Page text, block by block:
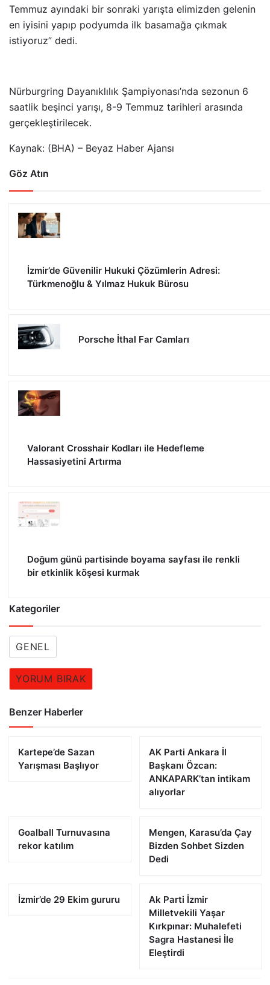
Temmuz ayındaki bir sonraki yarışta elimizden gelenin
en iyisini yapıp podyumda ilk basamağa çıkmak
istiyoruz” dedi.
Nürburgring Dayanıklılık Şampiyonası’nda sezonun 6
saatlik beşinci yarışı, 8-9 Temmuz tarihleri arasında
gerçekleştirilecek.
Kaynak: (BHA) – Beyaz Haber Ajansı
Göz Atın
İzmir’de Güvenilir Hukuki Çözümlerin Adresi:
Türkmenoğlu & Yılmaz Hukuk Bürosu
Porsche İthal Far Camları
Valorant Crosshair Kodları ile Hedefleme
Hassasiyetini Artırma
Doğum günü partisinde boyama sayfası ile renkli
bir etkinlik köşesi kurmak
Kategoriler
GENEL
YORUM BIRAK
Benzer Haberler
Kartepe’de Sazan
Yarışması Başlıyor
AK Parti Ankara İl
Başkanı Özcan:
ANKAPARK’tan intikam
alıyorlar
Goalball Turnuvasına
rekor katılım
Mengen, Karasu’da Çay
Bizden Sohbet Sizden
Dedi
İzmir’de 29 Ekim gururu
Ak Parti İzmir
Milletvekili Yaşar
Kırkpınar: Muhalefeti
Sagra Hastanesi İle
Eleştirdi